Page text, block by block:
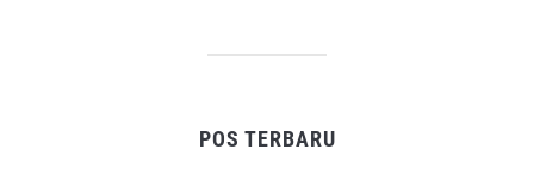
POS TERBARU